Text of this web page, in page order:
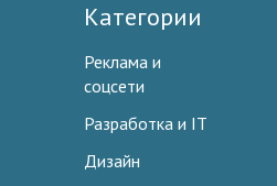
Категории
Реклама и
соцсети
Разработка и IT
Дизайн